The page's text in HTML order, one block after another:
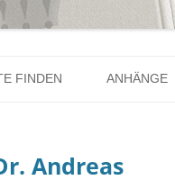
FINDEN ANHÄNGE
Andreas